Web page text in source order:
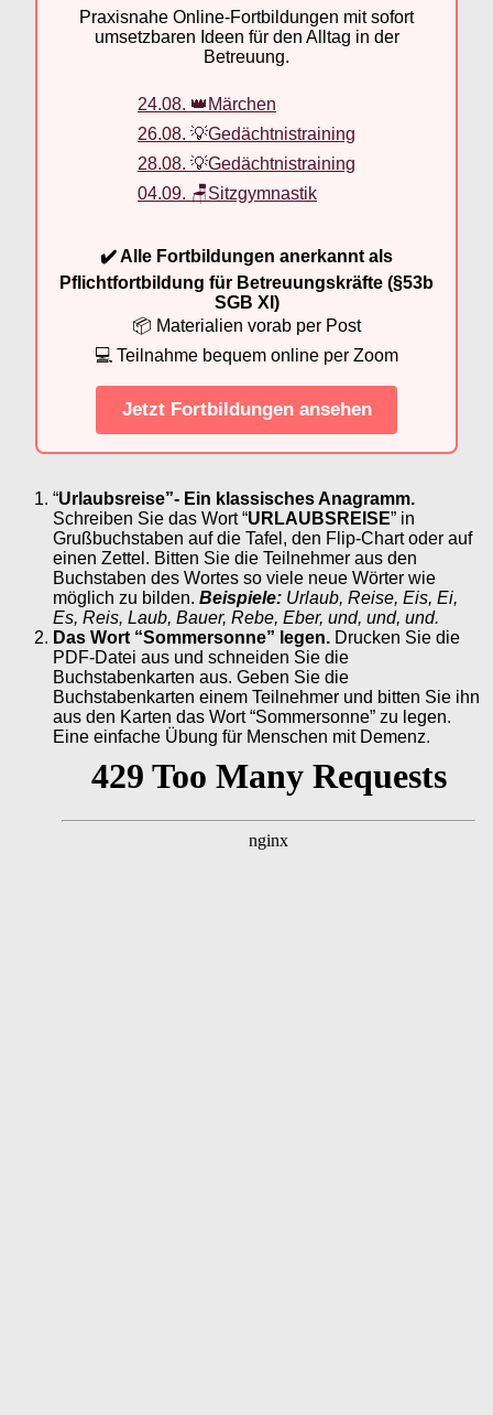
Praxisnahe Online-Fortbildungen mit sofort
umsetzbaren Ideen für den Alltag in der
Betreuung.
24.08. 👑Märchen
26.08. 💡Gedächtnistraining
28.08. 💡Gedächtnistraining
04.09. 🪑Sitzgymnastik
✔️ Alle Fortbildungen anerkannt als
Pflichtfortbildung für Betreuungskräfte (§53b
SGB XI)
📦 Materialien vorab per Post
💻 Teilnahme bequem online per Zoom
Jetzt Fortbildungen ansehen
“Urlaubsreise”- Ein klassisches Anagramm.
Schreiben Sie das Wort “URLAUBSREISE” in
Grußbuchstaben auf die Tafel, den Flip-Chart oder auf
einen Zettel. Bitten Sie die Teilnehmer aus den
Buchstaben des Wortes so viele neue Wörter wie
möglich zu bilden. Beispiele: Urlaub, Reise, Eis, Ei,
Es, Reis, Laub, Bauer, Rebe, Eber, und, und, und.
Das Wort “Sommersonne” legen. Drucken Sie die
PDF-Datei aus und schneiden Sie die
Buchstabenkarten aus. Geben Sie die
Buchstabenkarten einem Teilnehmer und bitten Sie ihn
aus den Karten das Wort “Sommersonne” zu legen.
Eine einfache Übung für Menschen mit Demenz.